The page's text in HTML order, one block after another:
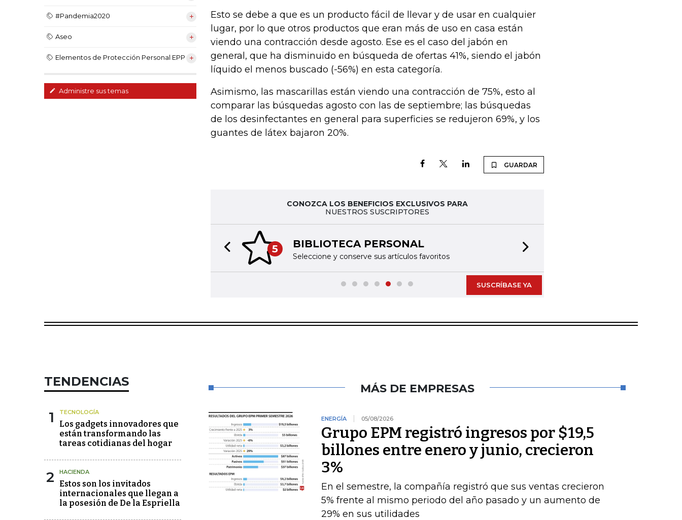
#Pandemia2020
Aseo
Elementos de Protección Personal EPP
Administre sus temas
Esto se debe a que es un producto fácil de llevar y de usar en cualquier
lugar, por lo que otros productos que eran más de uso en casa están
viendo una contracción desde agosto. Ese es el caso del jabón en
general, que ha disminuido en búsqueda de ofertas 41%, siendo el jabón
líquido el menos buscado (-56%) en esta categoría.
Asimismo, las mascarillas están viendo una contracción de 75%, esto al
comparar las búsquedas agosto con las de septiembre; las búsquedas
de los desinfectantes en general para superficies se redujeron 69%, y los
guantes de látex bajaron 20%.
GUARDAR
CONOZCA LOS BENEFICIOS EXCLUSIVOS PARA
NUESTROS SUSCRIPTORES
5 BIBLIOTECA PERSONAL
Seleccione y conserve sus artículos favoritos
Previous slide
SUSCRÍBASE YA
TENDENCIAS
1 TECNOLOGÍA
Los gadgets innovadores que
están transformando las
tareas cotidianas del hogar
2 HACIENDA
Estos son los invitados
internacionales que llegan a
la posesión de De la Espriella
MÁS DE EMPRESAS
ENERGÍA 05/08/2026
Grupo EPM registró ingresos por $19,5
billones entre enero y junio, crecieron
3%
En el semestre, la compañía registró que sus ventas crecieron
5% frente al mismo periodo del año pasado y un aumento de
29% en sus utilidades